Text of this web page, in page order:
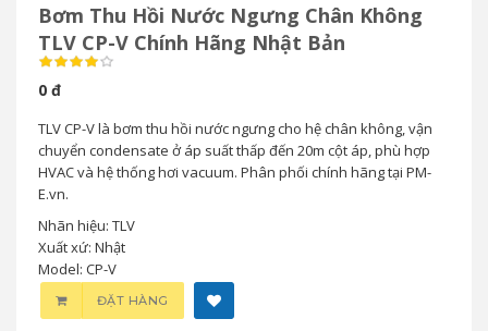
Bơm Thu Hồi Nước Ngưng Chân Không
TLV CP-V Chính Hãng Nhật Bản
0 đ
TLV CP-V là bơm thu hồi nước ngưng cho hệ chân không, vận
chuyển condensate ở áp suất thấp đến 20m cột áp, phù hợp
HVAC và hệ thống hơi vacuum. Phân phối chính hãng tại PM-
E.vn.
Nhãn hiệu: TLV
Xuất xứ: Nhật
Model: CP-V
ĐẶT HÀNG